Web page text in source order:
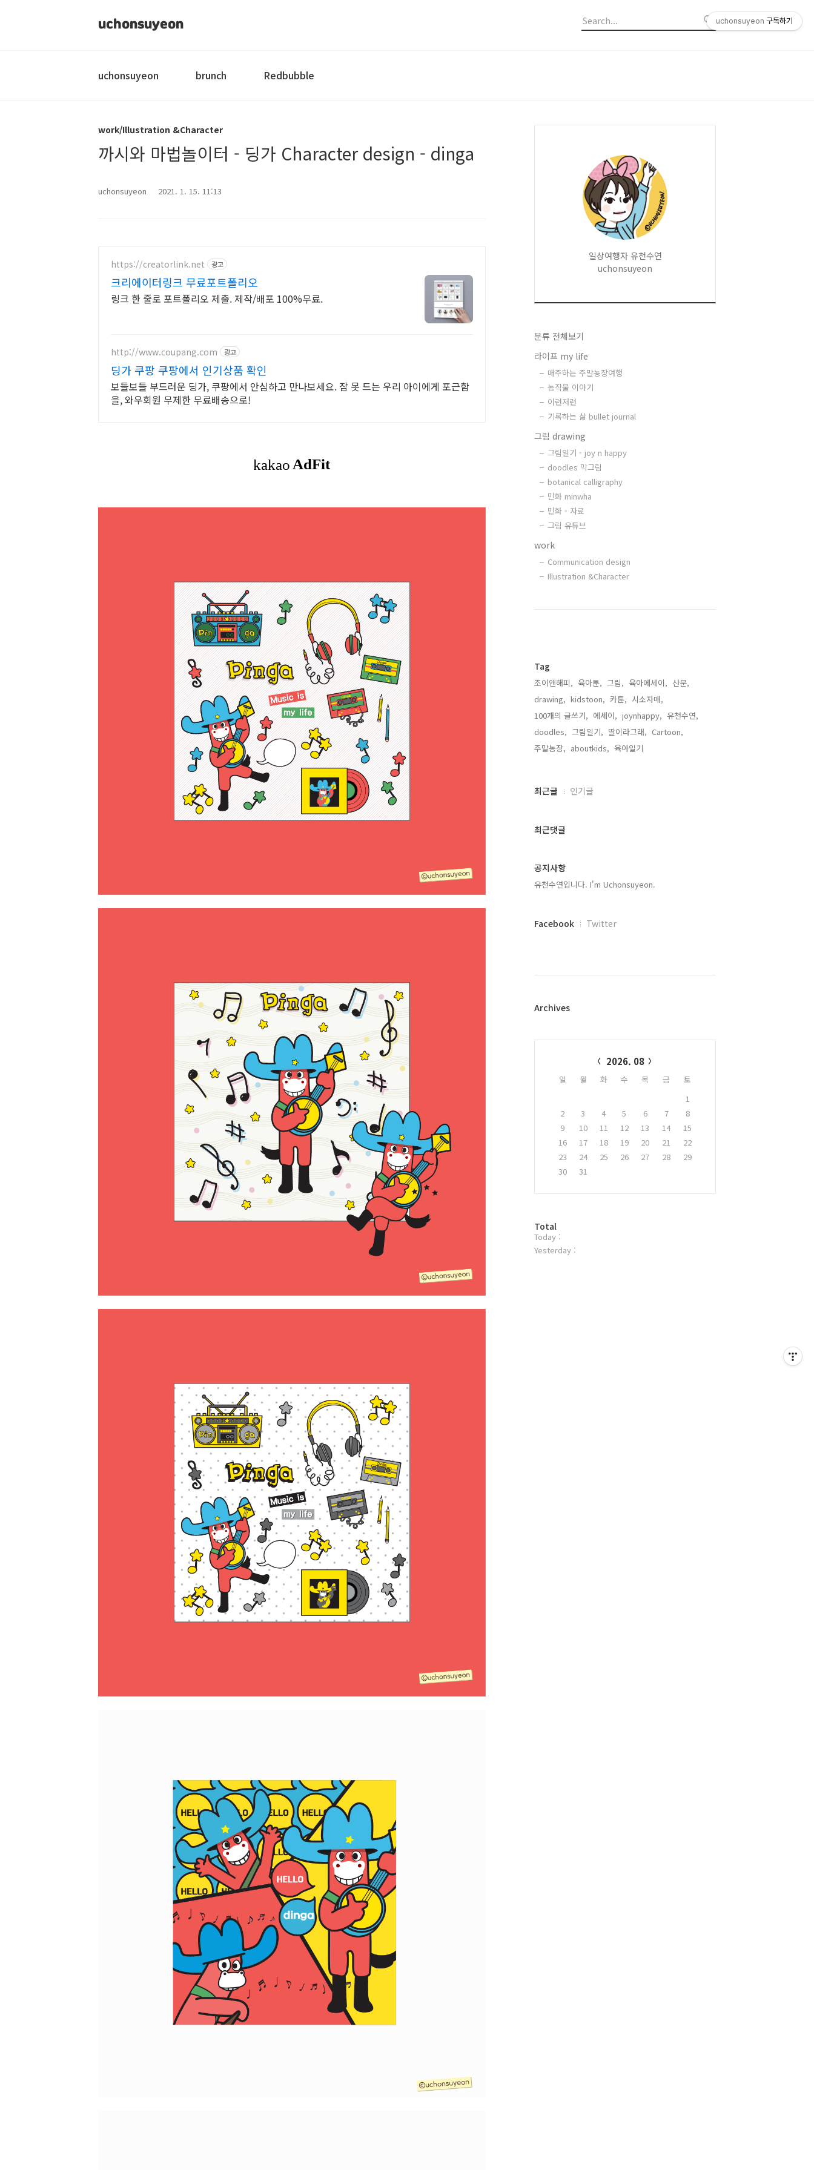
uchonsuyeon
uchonsuyeon brunch Redbubble
work/Illustration &Character
까시와 마법놀이터 - 딩가 Character design - dinga
uchonsuyeon 2021. 1. 15. 11:13
https://creatorlink.net 광고
크리에이터링크 무료포트폴리오
링크 한 줄로 포트폴리오 제출. 제작/배포 100%무료.
http://www.coupang.com 광고
딩가 쿠팡 쿠팡에서 인기상품 확인
보들보들 부드러운 딩가, 쿠팡에서 안심하고 만나보세요. 잠 못 드는 우리 아이에게 포근함
을, 와우회원 무제한 무료배송으로!
일상여행자 유천수연
uchonsuyeon
분류 전체보기
라이프 my life
매주하는 주말농장여행
농작물 이야기
이런저런
기록하는 삶 bullet journal
그림 drawing
그림일기 - joy n happy
doodles 막그림
botanical calligraphy
민화 minwha
민화 - 자료
그림 유튜브
work
Communication design
Illustration &Character
Tag
조이앤해피, 육아툰, 그림, 육아에세이, 산문,
drawing, kidstoon, 카툰, 시소자매,
100개의 글쓰기, 에세이, joynhappy, 유천수연,
doodles, 그림일기, 딸이라그래, Cartoon,
주말농장, aboutkids, 육아일기,
최
과
글
최근글 인기글
최근댓글
공지사항
유천수연입니다. I'm Uchonsuyeon.
페
플
Facebook Twitter
Archives
2026. 08
일 월 화 수 목 금
토
1
2
3 4 5 6 7
8
9
10 11 12 13 14
15
16
17 18 19 20 21
22
23
24 25 26 27 28
29
30
31
방
문
자
Total
Today :
Yesterday :
uchonsuyeon 구독하기